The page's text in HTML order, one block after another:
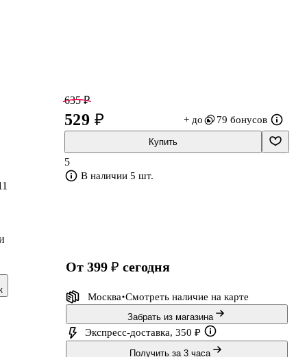
635 ₽
529 ₽ + до 79 бонусов
Купить
5
В наличии 5 шт.
от 399 ₽ сегодня
Москва Смотреть наличие на карте
Забрать из магазина
Экспресс-доставка, 350 ₽
Получить за 3 часа